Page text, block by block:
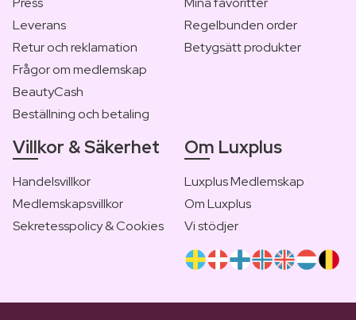
Leverans
Retur och reklamation
Frågor om medlemskap
BeautyCash
Beställning och betaling
Regelbunden order
Betygsätt produkter
Villkor & Säkerhet
Handelsvillkor
Medlemskapsvillkor
Sekretesspolicy & Cookies
Om Luxplus
Luxplus Medlemskap
Om Luxplus
Vi stödjer